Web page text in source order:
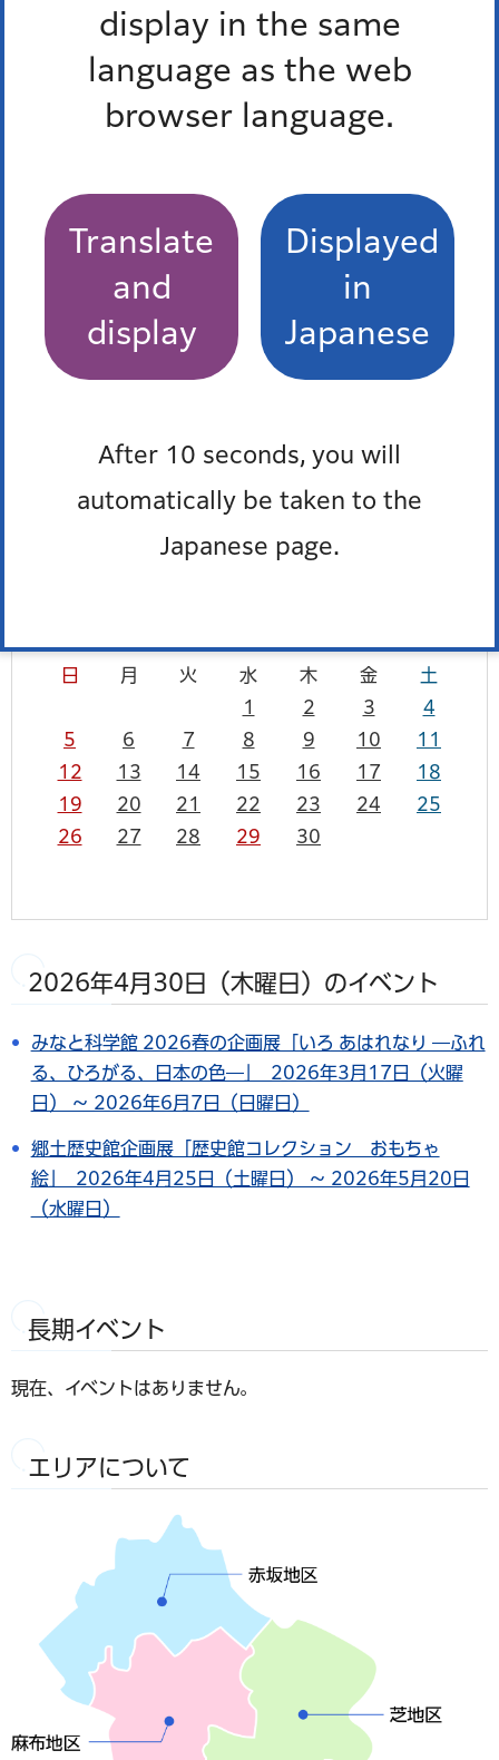
display in the same
language as the web
browser language.
Translate
and
display
Displayed
in
Japanese
After 10 seconds, you will
automatically be taken to the
Japanese page.
から
までのイベント
終了したイベントを除く
条件をクリア
カレンダーを表示
一覧を表示
日 月 火 水 木 金
土
1
2 3
4
5
6 7 8 9 10
11
12
13 14 15 16 17
18
19
20 21 22 23 24
25
26
27 28 29 30
2026年4月30日（木曜日）のイベント
みなと科学館 2026春の企画展「いろ あはれなり ―ふれ
る、ひろがる、日本の色―」 2026年3月17日（火曜
日） ～ 2026年6月7日（日曜日）
郷土歴史館企画展「歴史館コレクション おもちゃ
絵」 2026年4月25日（土曜日） ～ 2026年5月20日
（水曜日）
長期イベント
現在、イベントはありません。
エリアについて